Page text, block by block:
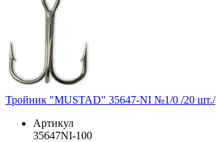
Тройник "MUSTAD" 35647-NI №1/0 /20 шт./
Артикул
35647NI-100